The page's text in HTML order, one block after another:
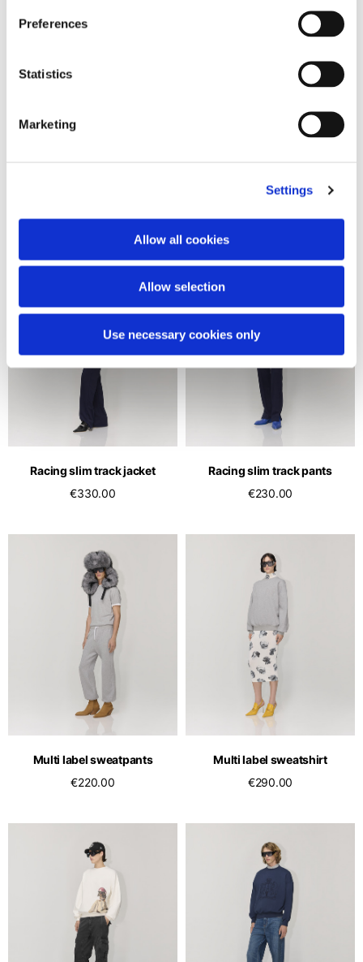
Preferences
Statistics
Marketing
Settings
Allow all cookies
Allow selection
Use necessary cookies only
Racing slim track jacket
€330.00
Racing slim track pants
€230.00
Multi label sweatpants
€220.00
Multi label sweatshirt
€290.00